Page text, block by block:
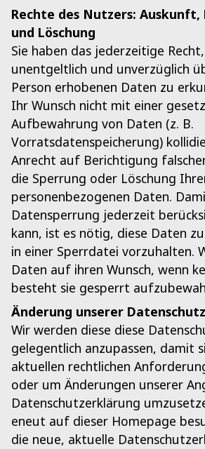
Rechte des Nutzers:
und Löschung
Sie haben das jederzeitige
unentgeltlich und unverzüglich
Person erhobenen Daten zu
Ihr Wunsch nicht mit einer
Aufbewahrung von Daten (z. B.
Vorratsdatenspeicherung)
Anrecht auf Berichtigung
die Sperrung oder Löschung
personenbezogenen Daten.
Datensperrung jederzeit
kann, ist es nötig, diese Daten
in einer Sperrdatei vorzuhalten.
Daten auf ihren Wunsch, wenn
besteht sie gesperrt
Änderung unserer
Wir werden diese diese
gelegentlich anzupassen, damit
aktuellen rechtlichen
oder um Änderungen unserer
Datenschutzerklärung
eneut auf dieser Homepage
die neue, aktuelle